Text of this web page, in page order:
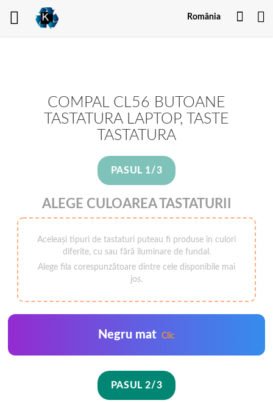
România
meu
COMPAL CL56 BUTOANE
TASTATURA LAPTOP, TASTE
TASTATURA
PASUL 1/3
ALEGE CULOAREA TASTATURII
Aceleași tipuri de tastaturi puteau fi produse în culori
diferite, cu sau fără iluminare de fundal.
Alege fila corespunzătoare dintre cele disponibile mai
jos.
Negru mat Clic
PASUL 2/3